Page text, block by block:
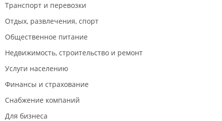
Транспорт и перевозки
Отдых, развлечения, спорт
Общественное питание
Недвижимость, строительство и ремонт
Услуги населению
Финансы и страхование
Снабжение компаний
Для бизнеса